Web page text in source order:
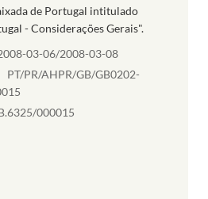
de Portugal intitulado
- Considerações Gerais".
03-06/2008-03-08
PT/PR/AHPR/GB/GB0202-
000015